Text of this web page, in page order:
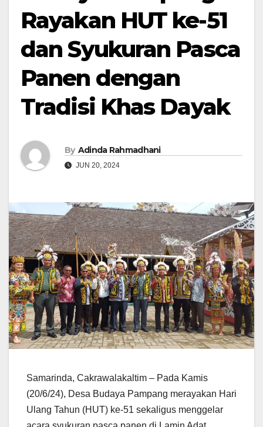
Rayakan HUT ke-51
dan Syukuran Pasca
Panen dengan
Tradisi Khas Dayak
By Adinda Rahmadhani
JUN 20, 2024
Samarinda, Cakrawalakaltim – Pada Kamis
(20/6/24), Desa Budaya Pampang merayakan Hari
Ulang Tahun (HUT) ke-51 sekaligus menggelar